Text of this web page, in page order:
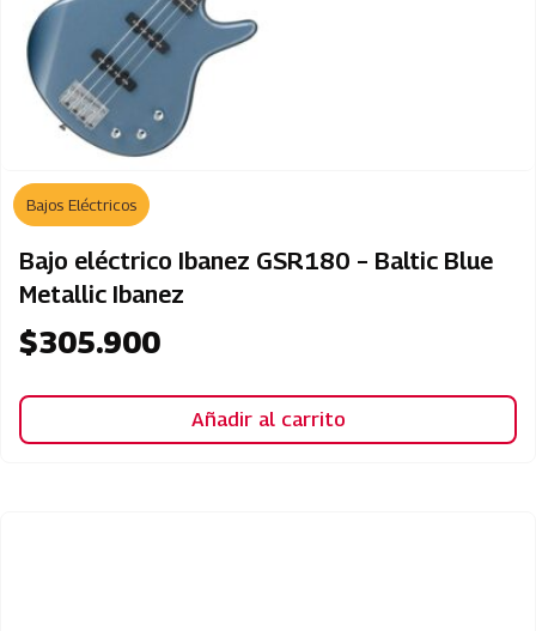
Bajos Eléctricos
Bajo eléctrico Ibanez GSR180 – Baltic Blue
Metallic Ibanez
$305.900
Añadir al carrito